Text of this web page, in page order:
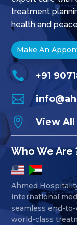
treatment
health and
Make An
 +91

 View
Who We Are
Ahmed
international
seamless end-
world-class